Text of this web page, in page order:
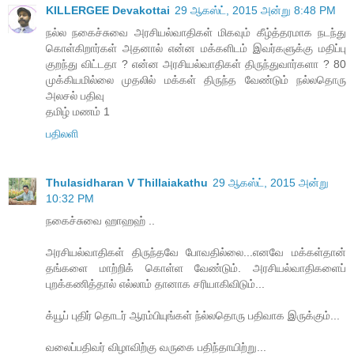
KILLERGEE Devakottai 29 ஆகஸ்ட், 2015 அன்று 8:48 PM
நல்ல நகைச்சுவை அரசியல்வாதிகள் மிகவும் கீழ்த்தரமாக நடந்து
கொள்கிறார்கள் அதனால் என்ன மக்களிடம் இவர்களுக்கு மதிப்பு
குறந்து விட்டதா ? என்ன அரசியல்வாதிகள் திருந்துவார்களா ? 80
முக்கியமில்லை முதலில் மக்கள் திருந்த வேண்டும் நல்லதொரு
அலசல் பதிவு
தமிழ் மணம் 1
பதிலளி
Thulasidharan V Thillaiakathu 29 ஆகஸ்ட், 2015 அன்று
10:32 PM
நகைச்சுவை ஹாஹஹ் ..
அரசியல்வாதிகள் திருந்தவே போவதில்லை...எனவே மக்கள்தான்
தங்களை மாற்றிக் கொள்ள வேண்டும். அரசியல்வாதிகளைப்
புறக்கணித்தால் எல்லாம் தானாக சரியாகிவிடும்...
க்யூப் புதிர் தொடர் ஆரம்பியுங்கள் ந்ல்லதொரு பதிவாக இருக்கும்...
வலைப்பதிவர் விழாவிற்கு வருகை பதிந்தாயிற்று...